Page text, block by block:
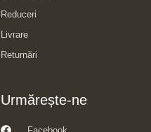
Reduceri
Livrare
Returnări
Urmărește-ne